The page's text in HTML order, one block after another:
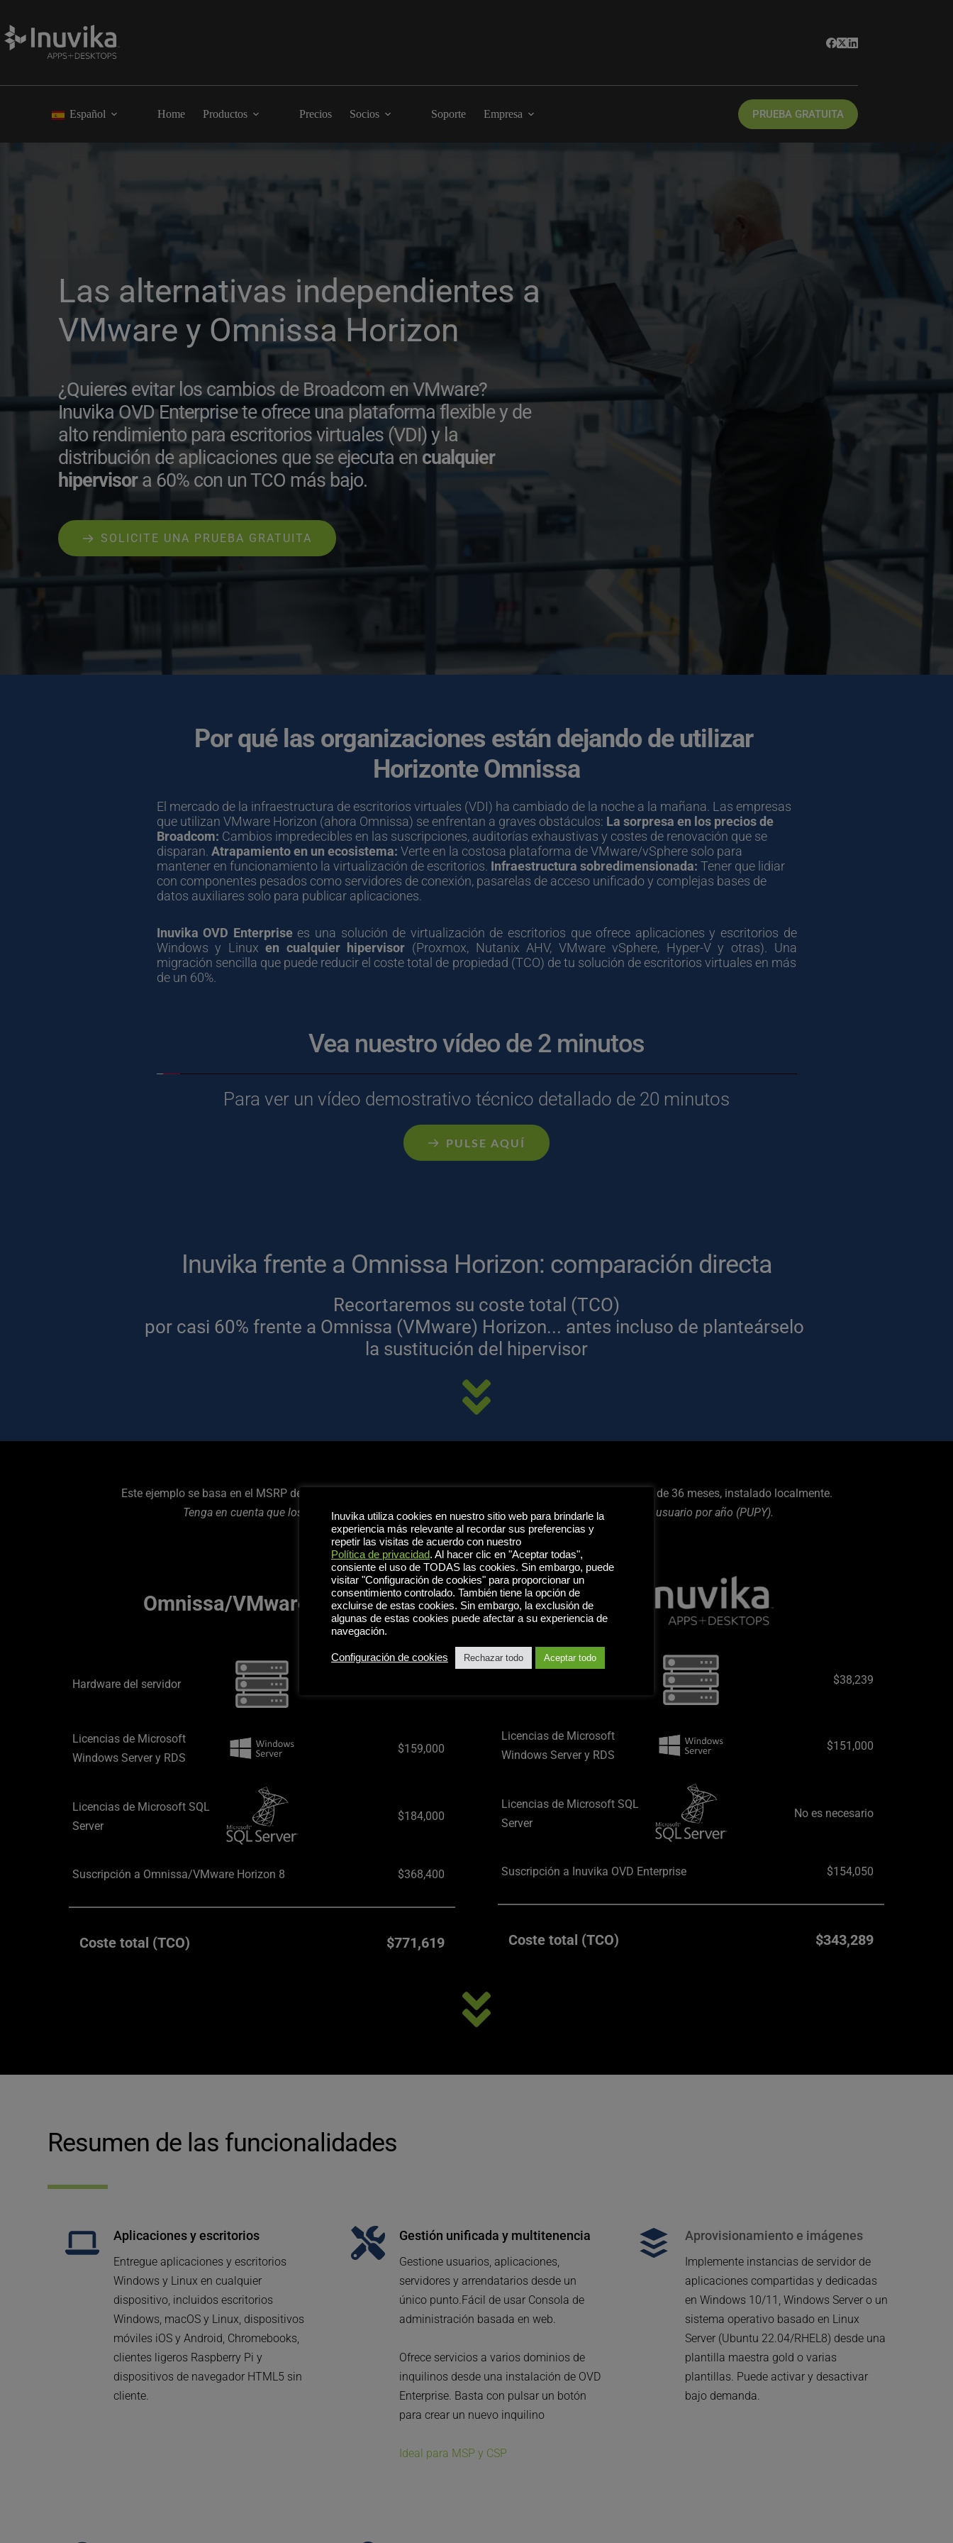
Español Home Productos Precios Socios Soporte Empresa PRUEBA GRATUITA
Las alternativas independientes a
VMware y Omnissa Horizon
¿Quieres evitar los cambios de Broadcom en VMware?
Inuvika OVD Enterprise te ofrece una plataforma flexible y de
alto rendimiento para escritorios virtuales (VDI) y la
distribución de aplicaciones que se ejecuta en cualquier
hipervisor a 60% con un TCO más bajo.
SOLICITE UNA PRUEBA GRATUITA
Por qué las organizaciones están dejando de utilizar
Horizonte Omnissa
El mercado de la infraestructura de escritorios virtuales (VDI) ha cambiado de la noche a la mañana. Las empresas
que utilizan VMware Horizon (ahora Omnissa) se enfrentan a graves obstáculos: La sorpresa en los precios de
Broadcom: Cambios impredecibles en las suscripciones, auditorías exhaustivas y costes de renovación que se
disparan. Atrapamiento en un ecosistema: Verte en la costosa plataforma de VMware/vSphere solo para
mantener en funcionamiento la virtualización de escritorios. Infraestructura sobredimensionada: Tener que lidiar
con componentes pesados como servidores de conexión, pasarelas de acceso unificado y complejas bases de
datos auxiliares solo para publicar aplicaciones.
Inuvika OVD Enterprise es una solución de virtualización de escritorios que ofrece aplicaciones y escritorios de
Windows y Linux en cualquier hipervisor (Proxmox, Nutanix AHV, VMware vSphere, Hyper-V y otras). Una
migración sencilla que puede reducir el coste total de propiedad (TCO) de tu solución de escritorios virtuales en más
de un 60%.
Vea nuestro vídeo de 2 minutos
Para ver un vídeo demostrativo técnico detallado de 20 minutos
PULSE AQUÍ
Inuvika frente a Omnissa Horizon: comparación directa
Recortaremos su coste total (TCO)
por casi 60% frente a Omnissa (VMware) Horizon... antes incluso de planteárselo
la sustitución del hipervisor
Este ejemplo se basa en el MSRP de Inuvika para 500 usuarios simultáneos, con un periodo de suscripción de 36 meses, instalado localmente.
Tenga en cuenta que los precios de Citrix se basan en precios de renovación con descuento por usuario por año (PUPY).
Omnissa/VMware Horizon
Hardware del servidor
Licencias de Microsoft
Windows Server y RDS
$159,000
Licencias de Microsoft SQL
Server
$184,000
Suscripción a Omnissa/VMware Horizon 8 $368,400
Coste total (TCO) $771,619
$38,239
Licencias de Microsoft
Windows Server y RDS
$151,000
Licencias de Microsoft SQL
Server
No es necesario
Suscripción a Inuvika OVD Enterprise $154,050
Coste total (TCO) $343,289
Resumen de las funcionalidades
Aplicaciones y escritorios
Entregue aplicaciones y escritorios
Windows y Linux en cualquier
dispositivo, incluidos escritorios
Windows, macOS y Linux, dispositivos
móviles iOS y Android, Chromebooks,
clientes ligeros Raspberry Pi y
dispositivos de navegador HTML5 sin
cliente.
Gestión unificada y multitenencia
Gestione usuarios, aplicaciones,
servidores y arrendatarios desde un
único punto.Fácil de usar Consola de
administración basada en web.
Ofrece servicios a varios dominios de
inquilinos desde una instalación de OVD
Enterprise. Basta con pulsar un botón
para crear un nuevo inquilino
Ideal para MSP y CSP
Aprovisionamiento e imágenes
Implemente instancias de servidor de
aplicaciones compartidas y dedicadas
en Windows 10/11, Windows Server o un
sistema operativo basado en Linux
Server (Ubuntu 22.04/RHEL8) desde una
plantilla maestra gold o varias
plantillas. Puede activar y desactivar
bajo demanda.
Inuvika utiliza cookies en nuestro sitio web para brindarle la
experiencia más relevante al recordar sus preferencias y
repetir las visitas de acuerdo con nuestro
Política de privacidad. Al hacer clic en "Aceptar todas",
consiente el uso de TODAS las cookies. Sin embargo, puede
visitar "Configuración de cookies" para proporcionar un
consentimiento controlado. También tiene la opción de
excluirse de estas cookies. Sin embargo, la exclusión de
algunas de estas cookies puede afectar a su experiencia de
navegación.
Configuración de cookies Rechazar todo Aceptar todo